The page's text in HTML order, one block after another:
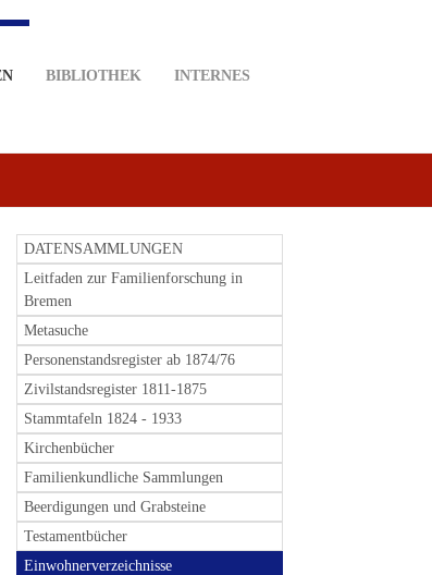
BIBLIOTHEK INTERNES
DATENSAMMLUNGEN
Leitfaden zur Familienforschung in
Bremen
Metasuche
Personenstandsregister ab 1874/76
Zivilstandsregister 1811-1875
Stammtafeln 1824 - 1933
Kirchenbücher
Familienkundliche Sammlungen
Beerdigungen und Grabsteine
Testamentbücher
Einwohnerverzeichnisse